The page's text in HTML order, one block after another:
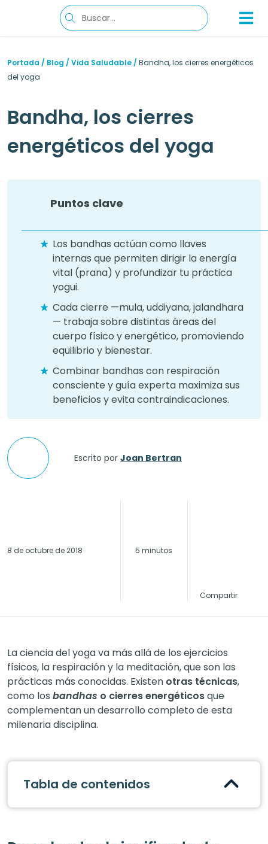
Portada / Blog / Vida Saludable / Bandha, los cierres energéticos
del yoga
Bandha, los cierres
energéticos del yoga
Puntos clave
Los bandhas actúan como llaves
internas que permiten dirigir la energía
vital (prana) y profundizar tu práctica
yogui.
Cada cierre —mula, uddiyana, jalandhara
— trabaja sobre distintas áreas del
cuerpo físico y energético, promoviendo
equilibrio y bienestar.
Combinar bandhas con respiración
consciente y guía experta maximiza sus
beneficios y evita contraindicaciones.
Escrito por Joan Bertran
8 de octubre de 2018 5 minutos
Compartir
La ciencia del yoga va más allá de los ejercicios
físicos, la respiración y la meditación, que son las
prácticas más conocidas. Existen otras técnicas,
como los bandhas o cierres energéticosque
complementan un desarrollo completo de esta
milenaria disciplina.
Tabla de contenidos